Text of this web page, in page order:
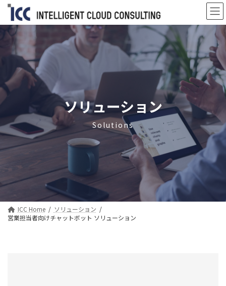
テ
ッ
ゲ
移
ソリューション
Solutions
ICC Home
ソリューション
営業担当者向けチャットボット ソリューション